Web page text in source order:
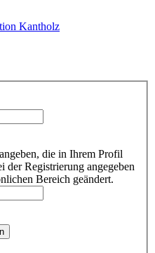
Kantholz
die in Ihrem Profil
der Registrierung angegeben
Bereich geändert.